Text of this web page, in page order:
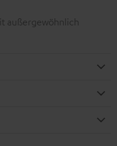
außergewöhnlich